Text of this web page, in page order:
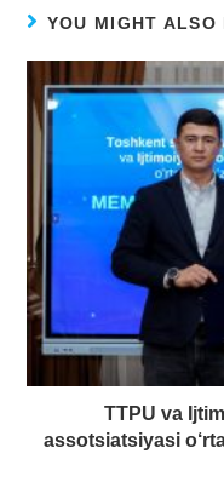
YOU MIGHT ALSO
TTPU va
assotsiatsiyasi